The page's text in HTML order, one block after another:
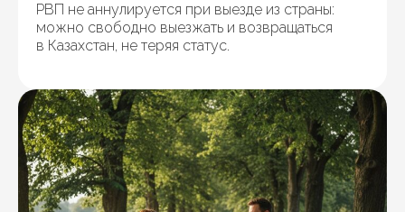
РВП не аннулируется при выезде из страны:
можно свободно выезжать и возвращаться
в Казахстан, не теряя статус.